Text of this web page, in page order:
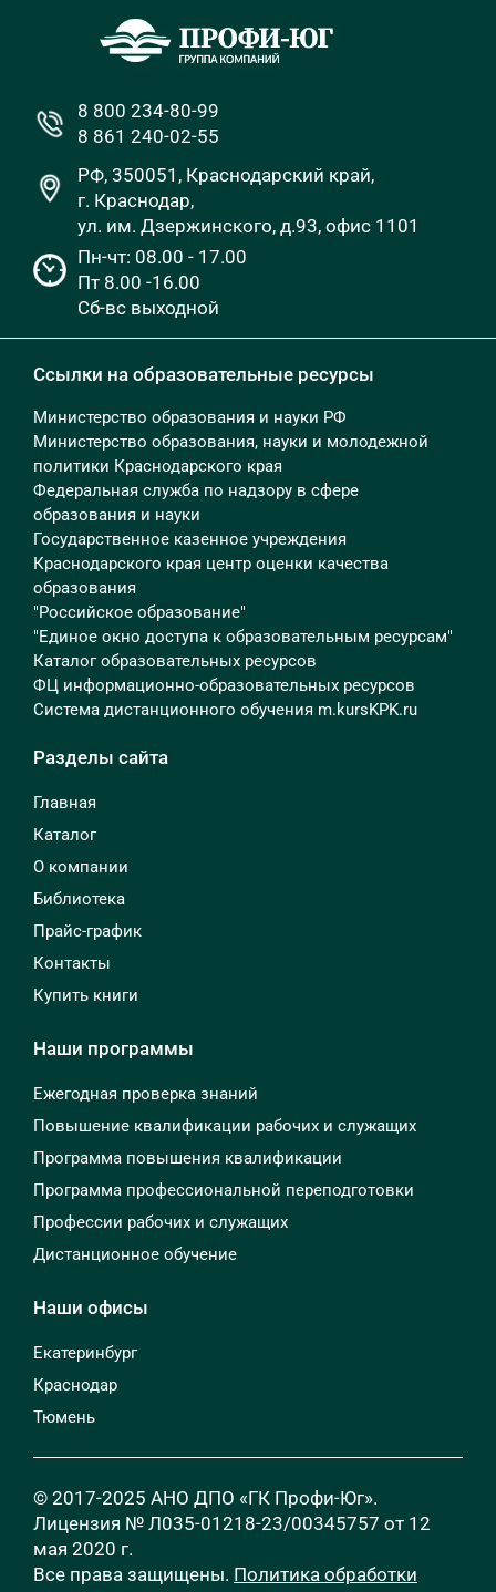
8 800 234-80-99
8 861 240-02-55
РФ, 350051, Краснодарский край,
г. Краснодар,
ул. им. Дзержинского, д.93, офис 1101
Пн-чт: 08.00 - 17.00
Пт 8.00 -16.00
Сб-вс выходной
Ссылки на образовательные ресурсы
Министерство образования и науки РФ
Министерство образования, науки и молодежной
политики Краснодарского края
Федеральная служба по надзору в сфере
образования и науки
Государственное казенное учреждения
Краснодарского края центр оценки качества
образования
"Российское образование"
"Единое окно доступа к образовательным ресурсам"
Каталог образовательных ресурсов
ФЦ информационно-образовательных ресурсов
Система дистанционного обучения m.kursKPK.ru
Разделы сайта
Главная
Каталог
О компании
Библиотека
Прайс-график
Контакты
Купить книги
Наши программы
Ежегодная проверка знаний
Повышение квалификации рабочих и служащих
Программа повышения квалификации
Программа профессиональной переподготовки
Профессии рабочих и служащих
Дистанционное обучение
Наши офисы
Екатеринбург
Краснодар
Тюмень
© 2017-2025 АНО ДПО «ГК Профи-Юг».
Лицензия № Л035-01218-23/00345757 от 12
мая 2020 г.
Все права защищены. Политика обработки